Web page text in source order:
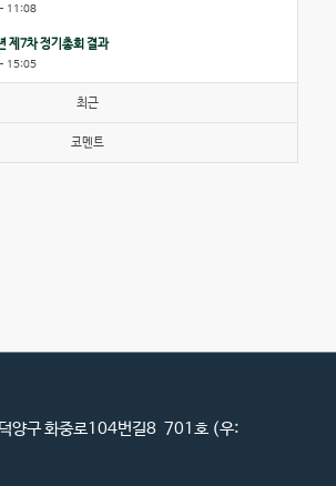
11:08
제7차 정기총회 결과
15:05
최근
코멘트
덕양구 화중로104번길8 701호 (우: